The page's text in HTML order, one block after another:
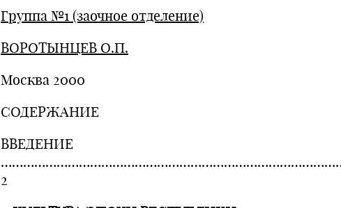
Группа №1 (заочное отделение)
ВОРОТЫНЦЕВ О.П.
Москва 2000
СОДЕРЖАНИЕ
ВВЕДЕНИЕ
2